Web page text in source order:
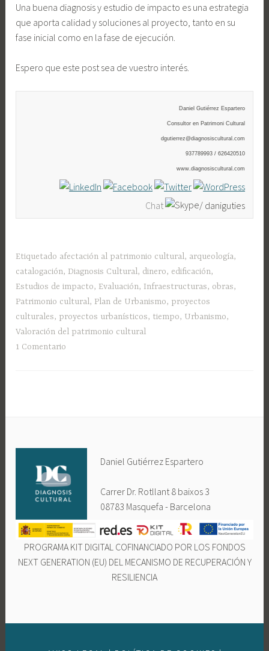
Una buena diagnosis y estudio de impacto es una estrategia
que aporta calidad y soluciones al proyecto, tanto en su
fase inicial como en la fase de ejecución.
Espero que este post sea de vuestro interés.
Daniel Gutiérrez Espartero
Consultor en Patrimoni Cultural
dgutierrez@diagnosiscultural.com
937789993 / 626420510
www.diagnosiscultural.com
Chat daniguties
Etiquetado afectación al patrimonio cultural, arqueología,
catalogación,Diagnosis Cultural, dinero, edificación,
Estudios de impacto, Evaluación, Infraestructuras, obras,
Patrimonio cultural, Plan de Urbanismo, proyectos
culturales, proyectos urbanísticos, tiempo, Urbanismo,
Valoración del patrimonio cultural
1 Comentario
Daniel Gutiérrez Espartero
Carrer Dr. Rotllant 8 baixos 3
08783 Masquefa - Barcelona
PROGRAMA KIT DIGITAL COFINANCIADO POR LOS FONDOS
NEXT GENERATION (EU) DEL MECANISMO DE RECUPERACIÓN Y
RESILIENCIA